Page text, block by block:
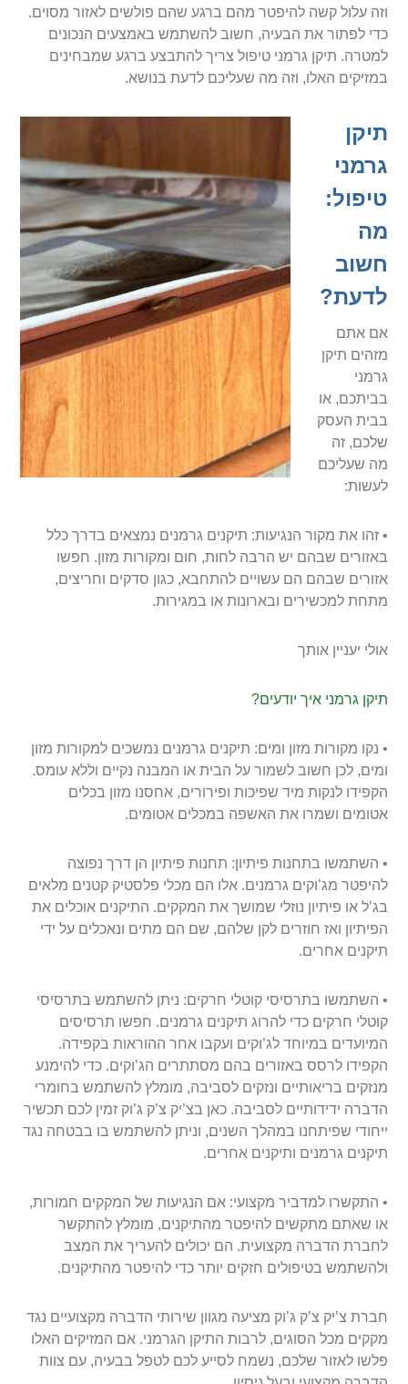
וזה עלול קשה להיפטר מהם ברגע שהם פולשים לאזור מסוים.
כדי לפתור את הבעיה, חשוב להשתמש באמצעים הנכונים
למטרה. תיקן גרמני טיפול צריך להתבצע ברגע שמבחינים
במזיקים האלו, וזה מה שעליכם לדעת בנושא.
תיקן
גרמני
טיפול:
מה
חשוב
לדעת?
אם אתם
מזהים תיקן
גרמני
בביתכם, או
בבית העסק
שלכם, זה
מה שעליכם
לעשות:
• זהו את מקור הנגיעות: תיקנים גרמנים נמצאים בדרך כלל
באזורים שבהם יש הרבה לחות, חום ומקורות מזון. חפשו
אזורים שבהם הם עשויים להתחבא, כגון סדקים וחריצים,
מתחת למכשירים ובארונות או במגירות.
אולי יעניין אותך
תיקן גרמני איך יודעים?
• נקו מקורות מזון ומים: תיקנים גרמנים נמשכים למקורות מזון
ומים, לכן חשוב לשמור על הבית או המבנה נקיים וללא עומס.
הקפידו לנקות מיד שפיכות ופירורים, אחסנו מזון בכלים
אטומים ושמרו את האשפה במכלים אטומים.
• השתמשו בתחנות פיתיון: תחנות פיתיון הן דרך נפוצה
להיפטר מג’וקים גרמנים. אלו הם מכלי פלסטיק קטנים מלאים
בג’ל או פיתיון נוזלי שמושך את המקקים. התיקנים אוכלים את
הפיתיון ואז חוזרים לקן שלהם, שם הם מתים ונאכלים על ידי
תיקנים אחרים.
• השתמשו בתרסיסי קוטלי חרקים: ניתן להשתמש בתרסיסי
קוטלי חרקים כדי להרוג תיקנים גרמנים. חפשו תרסיסים
המיועדים במיוחד לג’וקים ועקבו אחר ההוראות בקפידה.
הקפידו לרסס באזורים בהם מסתתרים הג’וקים. כדי להימנע
מנזקים בריאותיים ונזקים לסביבה, מומלץ להשתמש בחומרי
הדברה ידידותיים לסביבה. כאן בצ’יק צ’ק ג’וק זמין לכם תכשיר
ייחודי שפיתחנו במהלך השנים, וניתן להשתמש בו בבטחה נגד
תיקנים גרמנים ותיקנים אחרים.
• התקשרו למדביר מקצועי: אם הנגיעות של המקקים חמורות,
או שאתם מתקשים להיפטר מהתיקנים, מומלץ להתקשר
לחברת הדברה מקצועית. הם יכולים להעריך את המצב
ולהשתמש בטיפולים חזקים יותר כדי להיפטר מהתיקנים.
חברת צ’יק צ’ק ג’וק מציעה מגוון שירותי הדברה מקצועיים נגד
מקקים מכל הסוגים, לרבות התיקן הגרמני. אם המזיקים האלו
פלשו לאזור שלכם, נשמח לסייע לכם לטפל בבעיה, עם צוות